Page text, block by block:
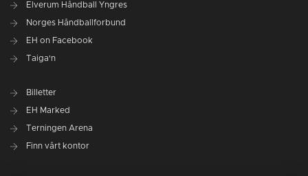
Elverum Håndball Yngres
Norges Håndballforbund
EH on Facebook
Taiga'n
Billetter
EH Marked
Terningen Arena
Finn vårt kontor